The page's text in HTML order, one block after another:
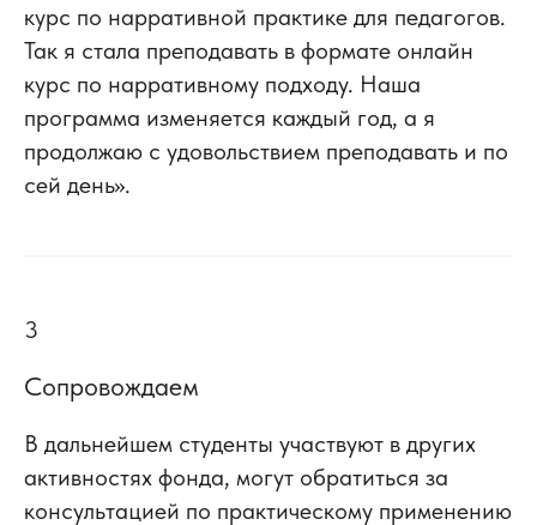
курс по нарративной практике для педагогов.
Так я стала преподавать в формате онлайн
курс по нарративному подходу. Наша
программа изменяется каждый год, а я
продолжаю с удовольствием преподавать и по
сей день».
3
Сопровождаем
В дальнейшем студенты участвуют в других
активностях фонда, могут обратиться за
консультацией по практическому применению